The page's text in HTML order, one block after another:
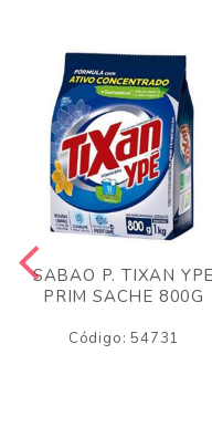
SABAO P. TIXAN YPE
PRIM SACHE 800G
Código: 54731